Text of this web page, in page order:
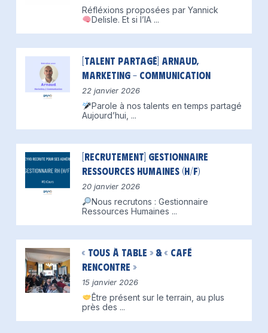
Réfléxions proposées par Yannick
Delisle. Et si l’IA ...
[Talent partagé] Arnaud,
Marketing – Communication
22 janvier 2026
Parole à nos talents en temps partagé
Aujourd’hui, ...
[Recrutement] Gestionnaire
Ressources Humaines (H/F)
20 janvier 2026
Nous recrutons : Gestionnaire
Ressources Humaines ...
« Tous à table » & « Café
Rencontre »
15 janvier 2026
Être présent sur le terrain, au plus
près des ...